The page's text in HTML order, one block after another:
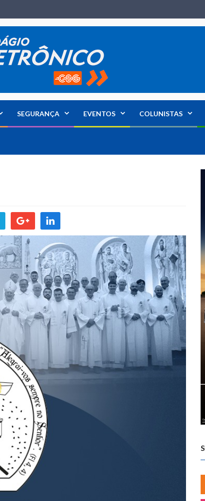
SEGURANÇA EVENTOS COLUNISTAS